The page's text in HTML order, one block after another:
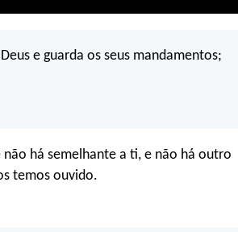
e guarda os seus mandamentos;
não há semelhante a ti, e não há outro
temos ouvido.